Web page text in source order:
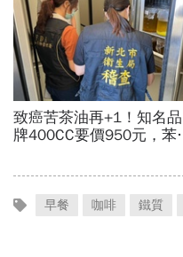
早餐 咖啡 鐵質